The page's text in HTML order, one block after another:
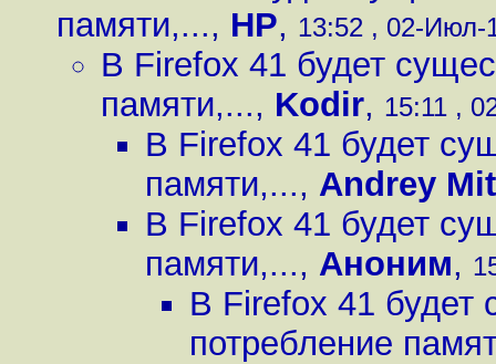
памяти,..., HP, 13:52 , 02-Июл-
В Firefox 41 будет
памяти,..., Kodir, 15:11 ,
В Firefox 41 будет
памяти,..., Andrey
В Firefox 41 будет
памяти,..., Аноним,
В Firefox 41 будет
потребление